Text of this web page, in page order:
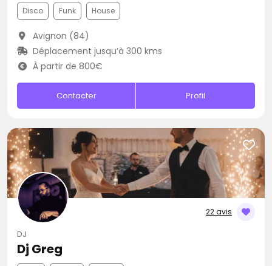
Disco Funk House
Avignon (84)
Déplacement jusqu’à 300 kms
À partir de 800€
Contacter Profil
22 avis
DJ
Dj Greg